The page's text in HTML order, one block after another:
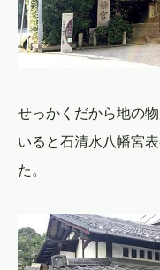
せっかくだから地の
いると石清水八幡宮
た。